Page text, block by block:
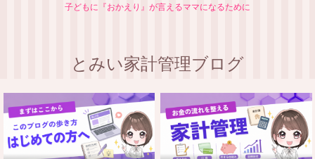
子どもに『おかえり』が言えるママになるために
とみい家計管理ブログ